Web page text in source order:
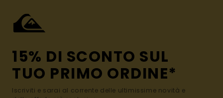
15% DI SCONTO SUL
TUO PRIMO ORDINE*
Iscriviti e sarai al corrente delle ultimissime novità e